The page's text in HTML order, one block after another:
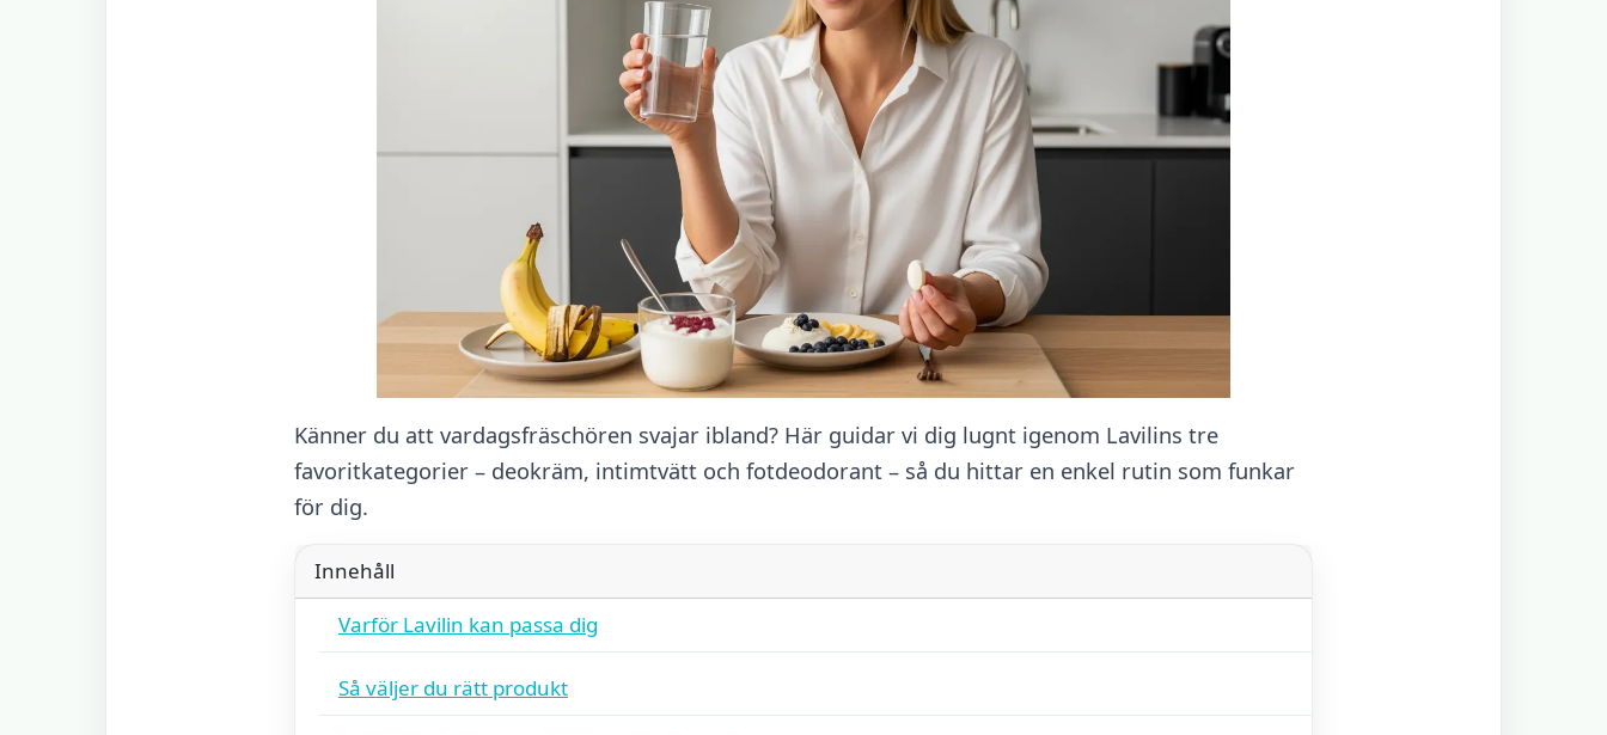
Känner du att vardagsfräschören svajar ibland? Här guidar vi dig lugnt igenom Lavilins tre
favoritkategorier – deokräm, intimtvätt och fotdeodorant – så du hittar en enkel rutin som funkar
för dig.
Innehåll
Varför Lavilin kan passa dig
Så väljer du rätt produkt